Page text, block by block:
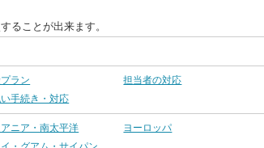
ることが出来ます。
ラン
担当者の対応
手続き・対応
ニア・南太平洋
ヨーロッパ